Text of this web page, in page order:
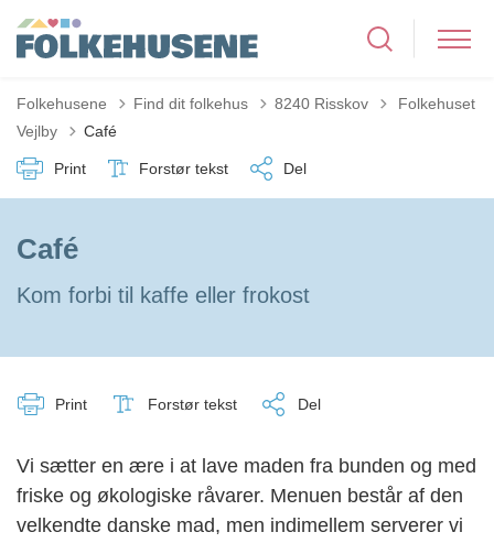
Folkehusene Find dit folkehus 8240 Risskov Tilbage til
Folkehuset
Vejlby
Café
Print Forstør tekst Del
Café
Kom forbi til kaffe eller frokost
Print Forstør tekst Del
Vi sætter en ære i at lave maden fra bunden og med
friske og økologiske råvarer. Menuen består af den
velkendte danske mad, men indimellem serverer vi